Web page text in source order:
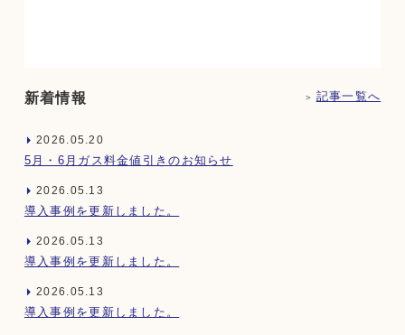
新着情報 記事一覧へ
2026.05.20
5月・6月ガス料金値引きのお知らせ
2026.05.13
導入事例を更新しました。
2026.05.13
導入事例を更新しました。
2026.05.13
導入事例を更新しました。